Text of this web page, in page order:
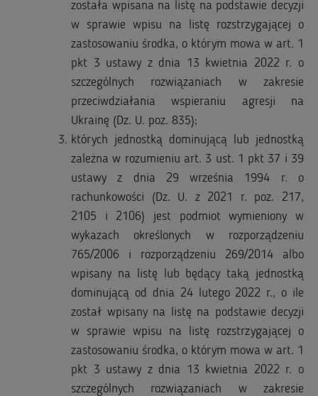
została wpisana na listę na podstawie decyzji
w sprawie wpisu na listę rozstrzygającej o
zastosowaniu środka, o którym mowa w art. 1
pkt 3 ustawy z dnia 13 kwietnia 2022 r. o
szczególnych rozwiązaniach w zakresie
przeciwdziałania wspieraniu agresji na
Ukrainę (Dz. U. poz. 835);
których jednostką dominującą lub jednostką
zależna w rozumieniu art. 3 ust. 1 pkt 37 i 39
ustawy z dnia 29 września 1994 r. o
rachunkowości (Dz. U. z 2021 r. poz. 217,
2105 i 2106) jest podmiot wymieniony w
wykazach określonych w rozporządzeniu
765/2006 i rozporządzeniu 269/2014 albo
wpisany na listę lub będący taką jednostką
dominującą od dnia 24 lutego 2022 r., o ile
został wpisany na listę na podstawie decyzji
w sprawie wpisu na listę rozstrzygającej o
zastosowaniu środka, o którym mowa w art. 1
pkt 3 ustawy z dnia 13 kwietnia 2022 r. o
szczególnych rozwiązaniach w zakresie